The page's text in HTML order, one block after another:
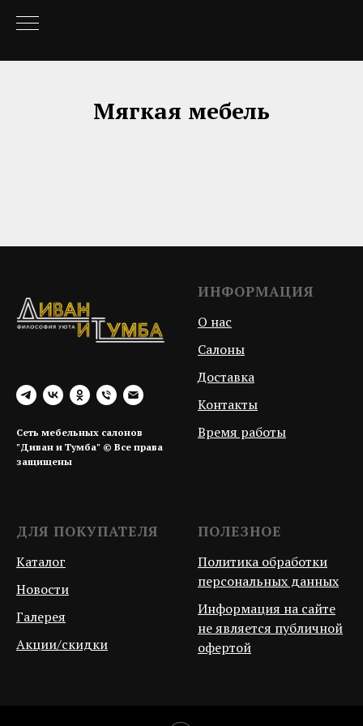
Мягкая мебель
Сеть мебельных салонов
"Диван и Тумба" © Все права
защищены
ИНФОРМАЦИЯ
О нас
Салоны
Доставка
Контакты
Время работы
ДЛЯ ПОКУПАТЕЛЯ
Каталог
Новости
Галерея
Акции/скидки
ПОЛЕЗНОЕ
Политика обработки
персональных данных
Информация на сайте
не является публичной
офертой